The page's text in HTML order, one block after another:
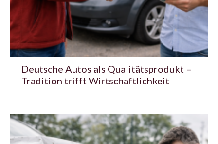
Deutsche Autos als Qualitätsprodukt –
Tradition trifft Wirtschaftlichkeit